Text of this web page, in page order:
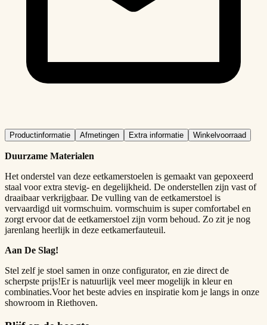
Productinformatie Afmetingen Extra informatie Winkelvoorraad
Duurzame Materialen
Het onderstel van deze eetkamerstoelen is gemaakt van gepoxeerd
staal voor extra stevig- en degelijkheid. De onderstellen zijn vast of
draaibaar verkrijgbaar. De vulling van de eetkamerstoel is
vervaardigd uit vormschuim. vormschuim is super comfortabel en
zorgt ervoor dat de eetkamerstoel zijn vorm behoud. Zo zit je nog
jarenlang heerlijk in deze eetkamerfauteuil.
Aan De Slag!
Stel zelf je stoel samen in onze configurator, en zie direct de
scherpste prijs!Er is natuurlijk veel meer mogelijk in kleur en
combinaties.Voor het beste advies en inspiratie kom je langs in onze
showroom in Riethoven.